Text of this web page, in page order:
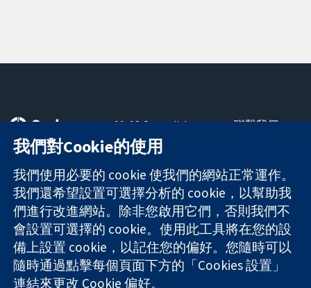
可信任實證
知情決定
更完善的健康照
護
11-13 Cavendish
Square
London
W1G 0AN
United Kingdom
聯繫我們
關於我們
工作機會
Cochrane
Library
The Cochrane Collaboration is a charity (no. 1045921) and a
company limited by guarantee (no. 03044323) registered in
我們對Cookie的使用
我們使用必要的 cookie 使我們的網站正常運作。
我們還希望設置可選擇分析的 cookie，以幫助我
們進行改進網站。除非您啟用它們，否則我們不
會設置可選擇的 cookie。使用此工具將在您的設
備上設置 cookie，以記住您的偏好。您隨時可以
隨時通過點擊每個頁面下方的「Cookies 設置」
連結來更改 Cookie 偏好。